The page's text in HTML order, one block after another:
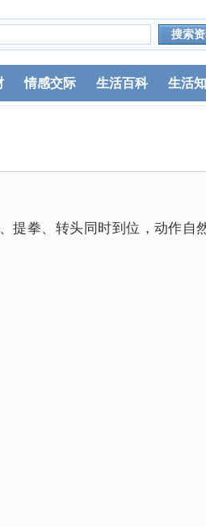
情感交际 生活百科 生活
提拳、转头同时到位，动作自